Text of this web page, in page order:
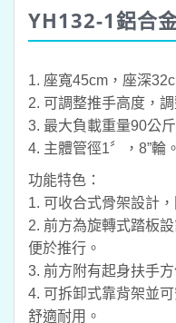
YH132-1鋁合
1. 座寬45cm，座深
2. 可調整推手高度，
3. 最大負載重量90公斤
4. 主體管徑1〞，8”輪。
功能特色：
1. 可收合式骨架設計
2. 前方為旋轉式踏板
便於推行。
3. 前方附有起身扶手方
4. 可拆卸式靠背架並
舒適耐用。